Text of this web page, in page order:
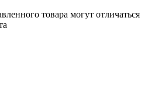
товара могут отличаться